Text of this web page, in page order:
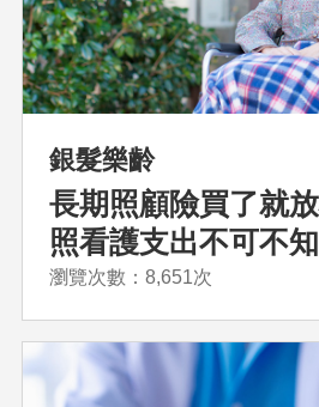
銀髮樂齡
長期照顧險買了就
照看護支出不可不知
瀏覽次數：8,651次